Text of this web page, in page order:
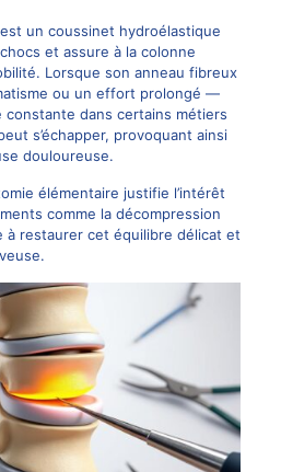
un coussinet hydroélastique
et assure à la colonne
Lorsque son anneau fibreux
ou un effort prolongé —
constante dans certains métiers
s’échapper, provoquant ainsi
douloureuse.
élémentaire justifie l’intérêt
comme la décompression
à restaurer cet équilibre délicat et